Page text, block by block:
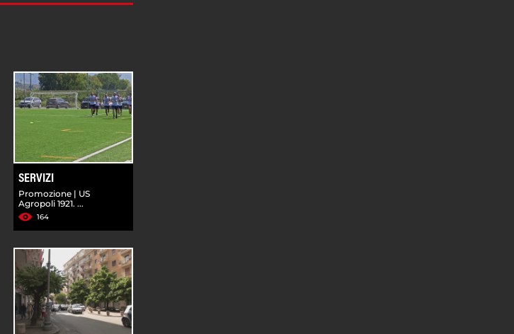
SERVIZI
Promozione | US
Agropoli 1921. ...
164